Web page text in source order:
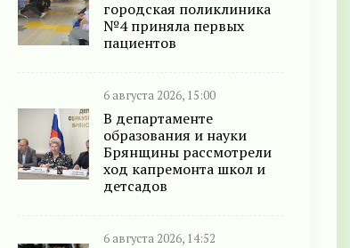
городская поликлиника
№4 приняла первых
пациентов
6 августа 2026, 15:00
В департаменте
образования и науки
Брянщины рассмотрели
ход капремонта школ и
детсадов
6 августа 2026, 14:52